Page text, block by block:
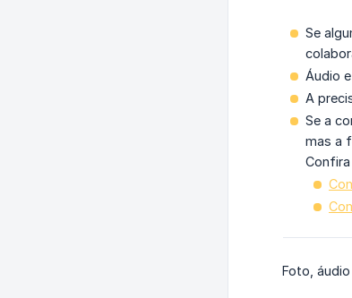
Se
Áudio
A
Se a
mas a
Foto,